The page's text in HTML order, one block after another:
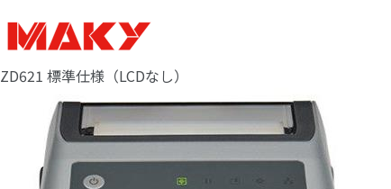
ZD621 標準仕様（LCDなし）